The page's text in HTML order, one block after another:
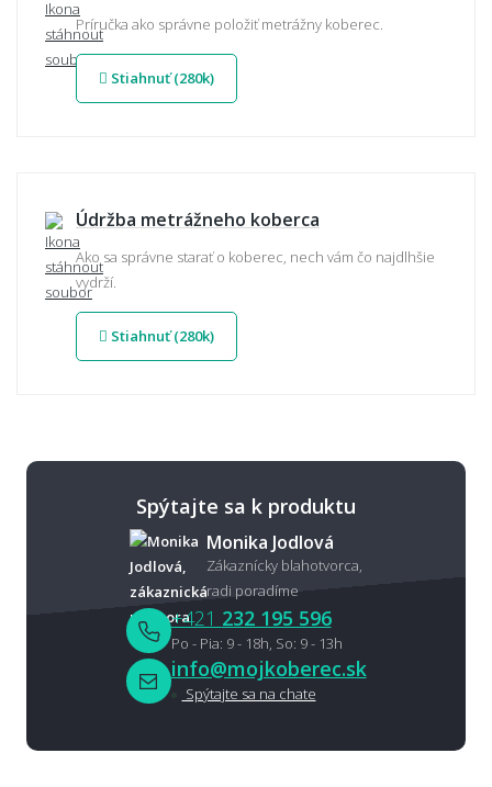
Príručka ako správne položiť metrážny koberec.
Stiahnuť (280k)
Údržba metrážneho koberca
Ako sa správne starať o koberec, nech vám čo najdlhšie
vydrží.
Stiahnuť (280k)
Spýtajte sa k produktu
Monika Jodlová
Zákaznícky blahotvorca,
radi poradíme
+421 232 195 596
Po - Pia: 9 - 18h, So: 9 - 13h
info@mojkoberec.sk
Spýtajte sa na chate